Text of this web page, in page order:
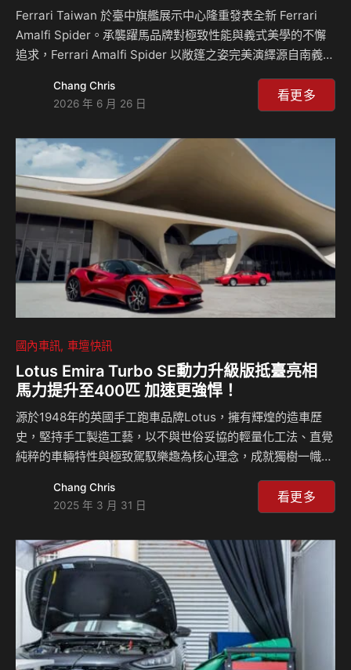
Ferrari Taiwan 於臺中旗艦展示中心隆重發表全新 Ferrari
Amalfi Spider。承襲躍馬品牌對極致性能與義式美學的不懈
追求，Ferrari Amalfi Spider 以敞篷之姿完美演繹源自南義海
置 V8 引擎所帶來的澎湃動能，以及開闊自在的敞篷駕馭感
受，再次引領世人開啟 Ferrari 兼具運動風範與義式美好生活
車身比例與輪廓造型，即使在敞篷開啟的狀態下，依然展現出
優雅流暢的線條美感。在車速不超過 60 km/h 的情…
Chang Chris
2026 年 6 月 26 日
看更多
國內車訊 車壇快訊
Lotus Emira Turbo SE動力升級版抵臺亮相
馬力提升至400匹 加速更強悍！
源於1948年的英國手工跑車品牌Lotus，擁有輝煌的造車歷
史，堅持手工製造工藝，以不與世俗妥協的輕量化工法、直覺
純粹的車輛特性與極致駕馭樂趣為核心理念，成就獨樹一幟的
中的性能指標。 面迎嶄新世代，品牌在2021年基於Lotus
Vision 80 計畫發表的首款全新車系— Lotus Emira，日前正
代車款成功典範，以其傳統中置引擎、後輪驅動車輛布局的造
車理念，糅合顛覆以往的實用性、舒適性、功能性等創新思
維，搭以全面升級的操控性能與外觀設計，重新定義「For
Th…
Chang Chris
2025 年 3 月 31 日
看更多